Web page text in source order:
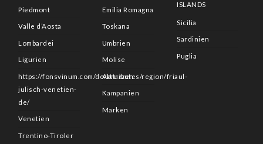
Piedmont
Valle d’Aosta
Lombardei
Ligurien
https://fonsvinum.com/de/attributes/region/friaul-
julisch-venetien-
de/
Venetien
Trentino-Tiroler
Emilia Romagna
Toskana
Umbrien
Molise
Abruzzen
Kampanien
Marken
ISLANDS
Sicilia
Sardinien
Puglia